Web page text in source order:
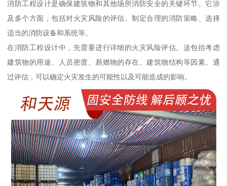
消防工程设计是确保建筑物和其他场所消防安全的关键环节。它涉
及多个方面，包括对火灾风险的评估、制定合理的消防策略、选择
适当的消防设备和系统等。
在消防工程设计中，先需要进行详细的火灾风险评估。这包括考虑
建筑物的用途、人员密度、易燃物的存在、建筑物结构等因素。通
过评估，可以确定火灾发生的可能性以及可能造成的影响。